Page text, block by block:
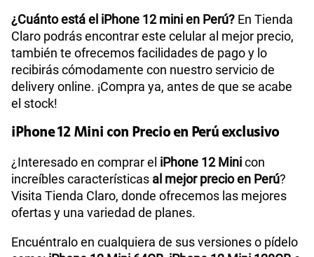
¿Cuánto está el iPhone 12 mini en Perú? En Tienda
Claro podrás encontrar este celular al mejor precio,
también te ofrecemos facilidades de pago y lo
recibirás cómodamente con nuestro servicio de
delivery online. ¡Compra ya, antes de que se acabe
el stock!
iPhone 12 Mini con Precio en Perú exclusivo
¿Interesado en comprar el iPhone 12 Minicon
increíbles características al mejor precio en Perú?
Visita Tienda Claro, donde ofrecemos las mejores
ofertas y una variedad de planes.
Encuéntralo en cualquiera de sus versiones o pídelo